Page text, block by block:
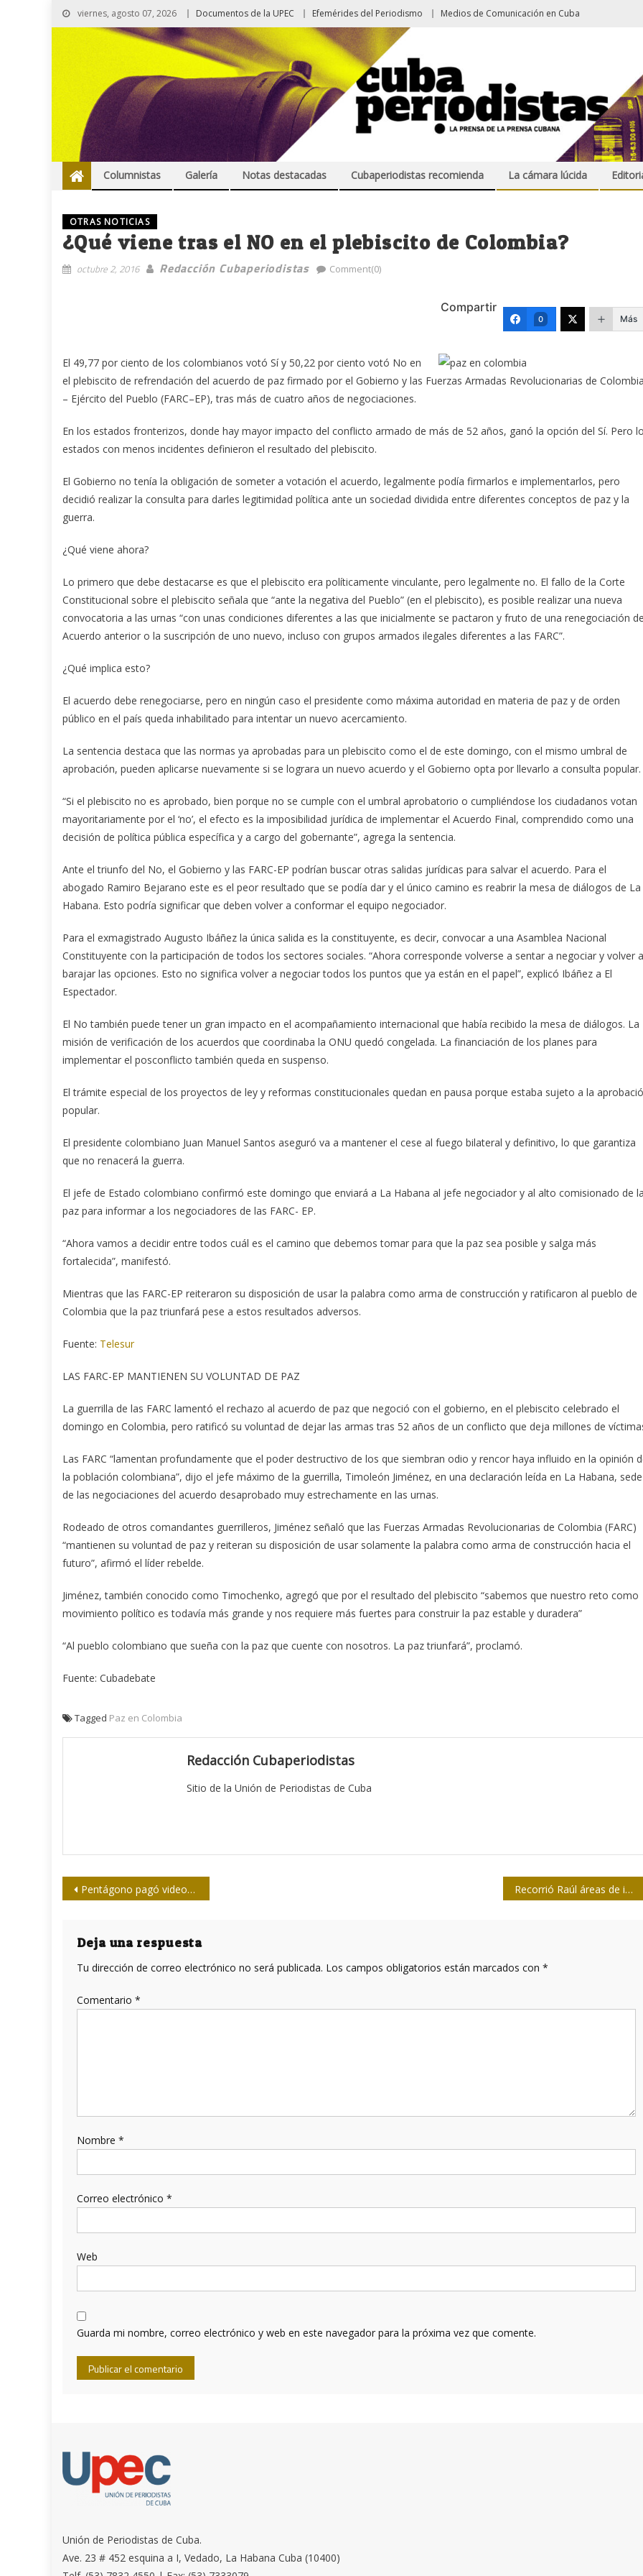
viernes, agosto 07, 2026 Documentos de la UPEC Efemérides del Periodismo Medios de Comunicación en Cuba
Columnistas Galería Notas destacadas Cubaperiodistas recomienda La cámara lúcida
OTRAS NOTICIAS
¿Qué viene tras el NO en el plebiscito de Colombia?
octubre 2, 2016 Redacción Cubaperiodistas Comment(0)
Compartir
0 Más
El 49,77 por ciento de los colombianos votó Sí y 50,22 por ciento votó No en
el plebiscito de refrendación del acuerdo de paz firmado por el Gobierno y las Fuerzas Armadas Revolucionarias de Colombia
– Ejército del Pueblo (FARC–EP), tras más de cuatro años de negociaciones.
En los estados fronterizos, donde hay mayor impacto del conflicto armado de más de 52 años, ganó la opción del Sí. Pero
estados con menos incidentes definieron el resultado del plebiscito.
El Gobierno no tenía la obligación de someter a votación el acuerdo, legalmente podía firmarlos e implementarlos, pero
decidió realizar la consulta para darles legitimidad política ante un sociedad dividida entre diferentes conceptos de paz y la
guerra.
¿Qué viene ahora?
Lo primero que debe destacarse es que el plebiscito era políticamente vinculante, pero legalmente no. El fallo de la Corte
Constitucional sobre el plebiscito señala que “ante la negativa del Pueblo” (en el plebiscito), es posible realizar una nueva
convocatoria a las urnas “con unas condiciones diferentes a las que inicialmente se pactaron y fruto de una renegociación
Acuerdo anterior o la suscripción de uno nuevo, incluso con grupos armados ilegales diferentes a las FARC”.
¿Qué implica esto?
El acuerdo debe renegociarse, pero en ningún caso el presidente como máxima autoridad en materia de paz y de orden
público en el país queda inhabilitado para intentar un nuevo acercamiento.
La sentencia destaca que las normas ya aprobadas para un plebiscito como el de este domingo, con el mismo umbral de
aprobación, pueden aplicarse nuevamente si se lograra un nuevo acuerdo y el Gobierno opta por llevarlo a consulta popular.
“Si el plebiscito no es aprobado, bien porque no se cumple con el umbral aprobatorio o cumpliéndose los ciudadanos votan
mayoritariamente por el ‘no’, el efecto es la imposibilidad jurídica de implementar el Acuerdo Final, comprendido como una
decisión de política pública específica y a cargo del gobernante”, agrega la sentencia.
Ante el triunfo del No, el Gobierno y las FARC-EP podrían buscar otras salidas jurídicas para salvar el acuerdo. Para el
abogado Ramiro Bejarano este es el peor resultado que se podía dar y el único camino es reabrir la mesa de diálogos de La
Habana. Esto podría significar que deben volver a conformar el equipo negociador.
Para el exmagistrado Augusto Ibáñez la única salida es la constituyente, es decir, convocar a una Asamblea Nacional
Constituyente con la participación de todos los sectores sociales. “Ahora corresponde volverse a sentar a negociar y volver a
barajar las opciones. Esto no significa volver a negociar todos los puntos que ya están en el papel”, explicó Ibáñez a El
Espectador.
El No también puede tener un gran impacto en el acompañamiento internacional que había recibido la mesa de diálogos. La
misión de verificación de los acuerdos que coordinaba la ONU quedó congelada. La financiación de los planes para
implementar el posconflicto también queda en suspenso.
El trámite especial de los proyectos de ley y reformas constitucionales quedan en pausa porque estaba sujeto a la
popular.
El presidente colombiano Juan Manuel Santos aseguró va a mantener el cese al fuego bilateral y definitivo, lo que garantiza
que no renacerá la guerra.
El jefe de Estado colombiano confirmó este domingo que enviará a La Habana al jefe negociador y al alto comisionado de la
paz para informar a los negociadores de las FARC- EP.
“Ahora vamos a decidir entre todos cuál es el camino que debemos tomar para que la paz sea posible y salga más
fortalecida”, manifestó.
Mientras que las FARC-EP reiteraron su disposición de usar la palabra como arma de construcción y ratificaron al pueblo de
Colombia que la paz triunfará pese a estos resultados adversos.
Fuente: Telesur
LAS FARC-EP MANTIENEN SU VOLUNTAD DE PAZ
La guerrilla de las FARC lamentó el rechazo al acuerdo de paz que negoció con el gobierno, en el plebiscito celebrado el
domingo en Colombia, pero ratificó su voluntad de dejar las armas tras 52 años de un conflicto que deja millones de
Las FARC “lamentan profundamente que el poder destructivo de los que siembran odio y rencor haya influido en la opinión
la población colombiana”, dijo el jefe máximo de la guerrilla, Timoleón Jiménez, en una declaración leída en La Habana, sede
de las negociaciones del acuerdo desaprobado muy estrechamente en las urnas.
Rodeado de otros comandantes guerrilleros, Jiménez señaló que las Fuerzas Armadas Revolucionarias de Colombia (FARC)
“mantienen su voluntad de paz y reiteran su disposición de usar solamente la palabra como arma de construcción hacia el
futuro”, afirmó el líder rebelde.
Jiménez, también conocido como Timochenko, agregó que por el resultado del plebiscito “sabemos que nuestro reto como
movimiento político es todavía más grande y nos requiere más fuertes para construir la paz estable y duradera”
“Al pueblo colombiano que sueña con la paz que cuente con nosotros. La paz triunfará”, proclamó.
Fuente: Cubadebate
Tagged Paz en Colombia
Redacción Cubaperiodistas
Sitio de la Unión de Periodistas de Cuba
Navegación
entradas
Pentágono pagó videos falsos sobre Al Qaeda Recorrió Raúl áreas de interés en Santiago de Cuba
Deja una respuesta
Tu dirección de correo electrónico no será publicada. Los campos obligatorios están marcados con *
Comentario *
Nombre *
Correo electrónico *
Web
Guarda mi nombre, correo electrónico y web en este navegador para la próxima vez que comente.
Unión de Periodistas de Cuba.
Ave. 23 # 452 esquina a I, Vedado, La Habana Cuba (10400)